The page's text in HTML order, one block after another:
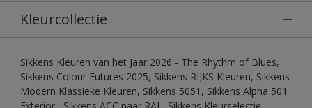
Kleurcollectie
Sikkens Kleuren van het Jaar 2026 - The Rhythm of Blues,
Sikkens Colour Futures 2025, Sikkens RIJKS Kleuren, Sikkens
Modern Klassieke Kleuren, Sikkens 5051, Sikkens Alpha 501